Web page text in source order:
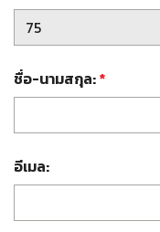
ชื่อ-นามสกุล:*
อีเมล: